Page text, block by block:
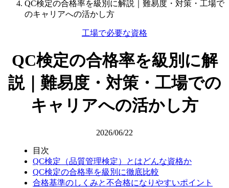
QC検定の合格率を級別に解説｜難易度・対策・工場で
のキャリアへの活かし方
工場で必要な資格
QC検定の合格率を級別に解
説｜難易度・対策・工場での
キャリアへの活かし方
2026/06/22
目次
QC検定（品質管理検定）とはどんな資格か
QC検定の合格率を級別に徹底比較
合格基準のしくみと不合格になりやすいポイント